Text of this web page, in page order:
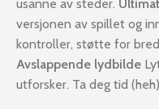
usanne av steder.
versjonen av spillet og
kontroller, støtte for
Avslappende lydbilde
utforsker. Ta deg tid